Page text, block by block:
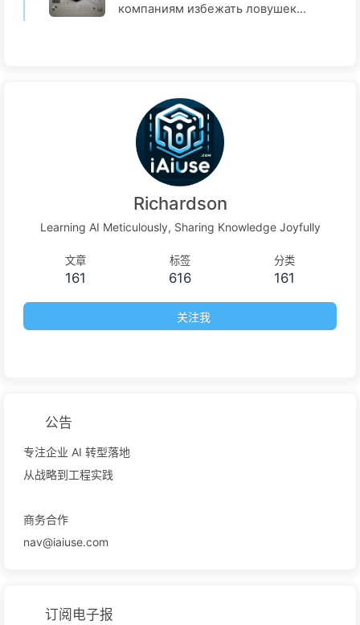
компаниям избежать ловушек
Richardson
Learning AI Meticulously, Sharing Knowledge Joyfully
文章
161
标签
616
分类
161
关注我
公告
专注企业 AI 转型落地
从战略到工程实践
商务合作
nav@iaiuse.com
订阅电子报